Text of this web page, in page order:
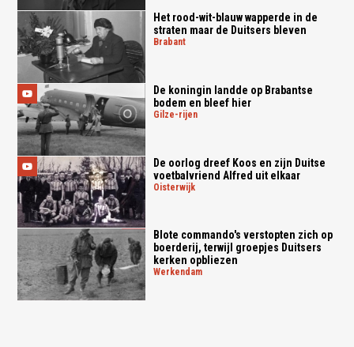
Het rood-wit-blauw wapperde in de
straten maar de Duitsers bleven
brabant
De koningin landde op Brabantse
bodem en bleef hier
gilze-rijen
De oorlog dreef Koos en zijn Duitse
voetbalvriend Alfred uit elkaar
oisterwijk
Blote commando's verstopten zich op
boerderij, terwijl groepjes Duitsers
kerken opbliezen
werkendam